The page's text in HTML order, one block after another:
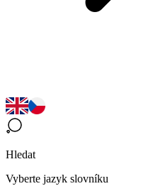
Hledat
Vyberte jazyk slovníku